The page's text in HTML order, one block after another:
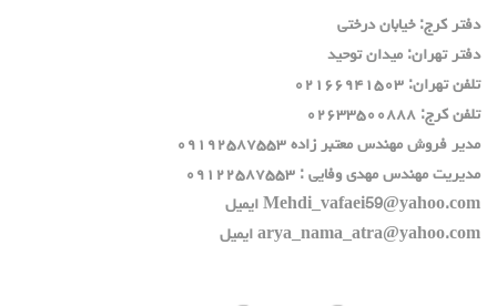
دفتر كرج: خيابان درختي
دفتر تهران: ميدان توحيد
تلفن تهران: ٠٢١٦٦٩٤١٥٠٣
تلفن كرج: ٠٢٦٣٣٥٠٠٨٨٨
مدير فروش مهندس معتبر زاده ٠٩١٩٢٥٨٧٥٥٣
مديريت مهندس مهدي وفايي : ٠٩١٢٢٥٨٧٥٥٣
Mehdi_vafaei59@yahoo.com ايميل
arya_nama_atra@yahoo.com ايميل